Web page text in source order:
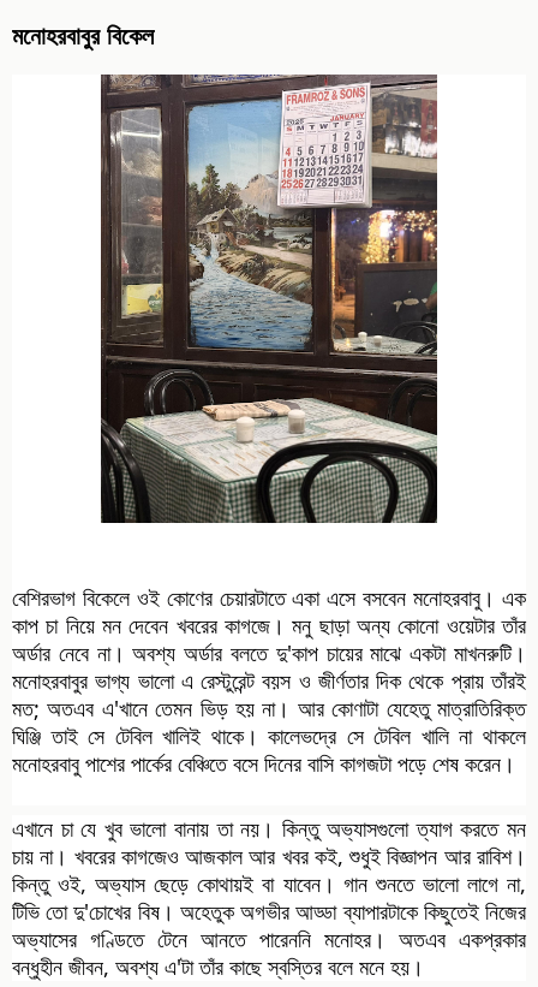
মনোহরবাবুর বিকেল
বেশিরভাগ বিকেলে ওই কোণের চেয়ারটাতে একা এসে বসবেন মনোহরবাবু। এক
কাপ চা নিয়ে মন দেবেন খবরের কাগজে। মনু ছাড়া অন্য কোনো ওয়েটার তাঁর
অর্ডার নেবে না। অবশ্য অর্ডার বলতে দু'কাপ চায়ের মাঝে একটা মাখনরুটি।
মনোহরবাবুর ভাগ্য ভালো এ রেস্টুরেন্ট বয়স ও জীর্ণতার দিক থেকে প্রায় তাঁরই
মত; অতএব এ'খানে তেমন ভিড় হয় না। আর কোণাটা যেহেতু মাত্রাতিরিক্ত
ঘিঞ্জি তাই সে টেবিল খালিই থাকে। কালেভদ্রে সে টেবিল খালি না থাকলে
মনোহরবাবু পাশের পার্কের বেঞ্চিতে বসে দিনের বাসি কাগজটা পড়ে শেষ করেন।
এখানে চা যে খুব ভালো বানায় তা নয়। কিন্তু অভ্যাসগুলো ত্যাগ করতে মন
চায় না। খবরের কাগজেও আজকাল আর খবর কই, শুধুই বিজ্ঞাপন আর রাবিশ।
কিন্তু ওই, অভ্যাস ছেড়ে কোথায়ই বা যাবেন। গান শুনতে ভালো লাগে না,
টিভি তো দু'চোখের বিষ। অহেতুক অগভীর আড্ডা ব্যাপারটাকে কিছুতেই নিজের
অভ্যাসের গণ্ডিতে টেনে আনতে পারেননি মনোহর। অতএব একপ্রকার
বন্ধুহীন জীবন, অবশ্য এ'টা তাঁর কাছে স্বস্তির বলে মনে হয়।